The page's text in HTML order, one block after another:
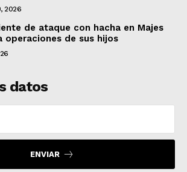
2026
de ataque con hacha en Majes
operaciones de sus hijos
datos
ENVIAR